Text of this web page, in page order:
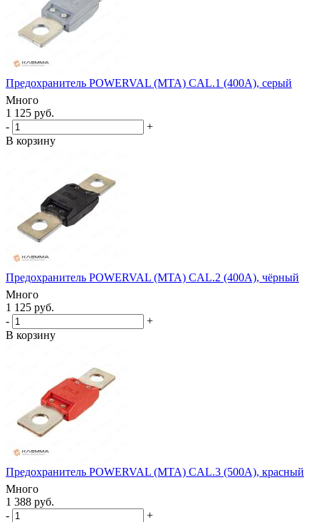
Предохранитель POWERVAL (MTA) CAL.1 (400А), серый
Много
1 125 руб.
-
+
В корзину
Предохранитель POWERVAL (MTA) CAL.2 (400А), чёрный
Много
1 125 руб.
-
+
В корзину
Предохранитель POWERVAL (MTA) CAL.3 (500А), красный
Много
1 388 руб.
-
+